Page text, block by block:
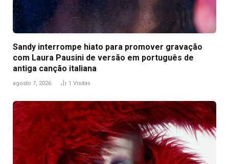
Sandy interrompe hiato para promover gravação
com Laura Pausini de versão em português de
antiga canção italiana
agosto 7, 2026 1 Visitas